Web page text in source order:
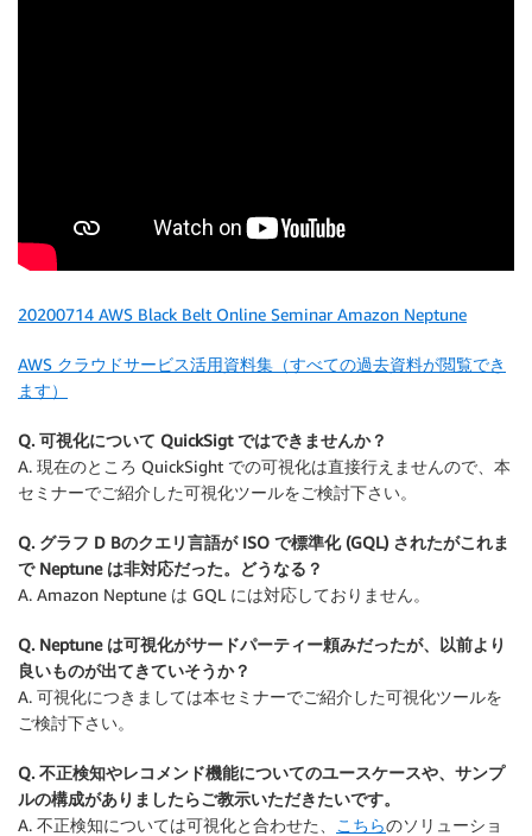
20200714 AWS Black Belt Online Seminar Amazon Neptune
AWS クラウドサービス活用資料集（すべての過去資料が閲覧でき
ます）
Q. 可視化について QuickSigt ではできませんか？
A. 現在のところ QuickSight での可視化は直接行えませんので、本
セミナーでご紹介した可視化ツールをご検討下さい。
Q. グラフ D Bのクエリ言語が ISO で標準化 (GQL) されたがこれま
で Neptune は非対応だった。どうなる？
A. Amazon Neptune は GQL には対応しておりません。
Q. Neptune は可視化がサードパーティー頼みだったが、以前より
良いものが出てきていそうか？
A. 可視化につきましては本セミナーでご紹介した可視化ツールを
ご検討下さい。
Q. 不正検知やレコメンド機能についてのユースケースや、サンプ
ルの構成がありましたらご教示いただきたいです。
A. 不正検知については可視化と合わせた、
こちらのソリューショ